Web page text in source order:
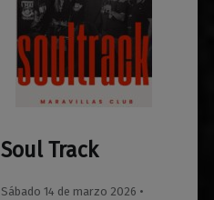
Soul Track
Sábado 14 de marzo 2026 •
01/02/2026
0
Maravillas